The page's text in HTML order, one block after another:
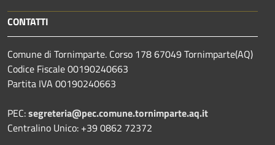
CONTATTI
Comune di Tornimparte. Corso 178 67049 Tornimparte(AQ)
Codice Fiscale 00190240663
Partita IVA 00190240663
PEC:segreteria@pec.comune.tornimparte.aq.it
Centralino Unico: +39 0862 72372